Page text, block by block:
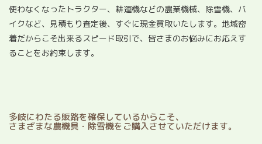
使わなくなったトラクター、耕運機などの農業機械、除雪機、バ
イクなど、見積もり査定後、すぐに現金買取いたします。地域密
着だからこそ出来るスピード取引で、皆さまのお悩みにお応えす
ることをお約束します。
多岐にわたる販路を確保しているからこそ、
さまざまな農機具・除雪機をご購入させていただけます。